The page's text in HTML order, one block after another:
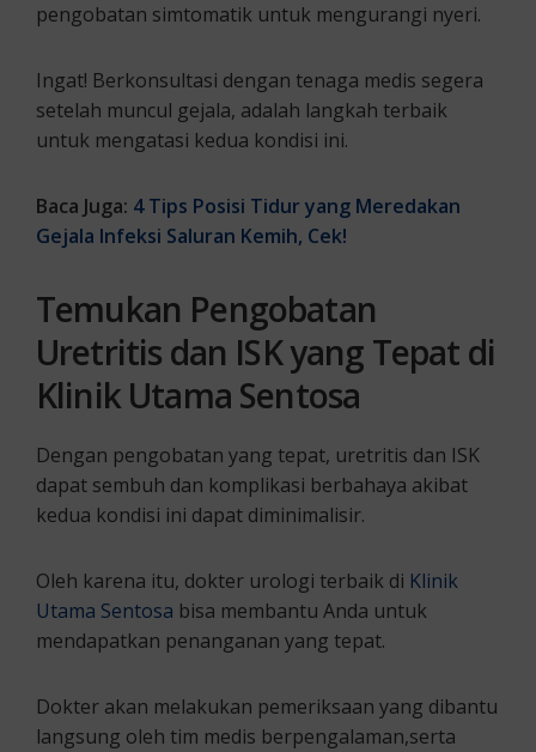
pengobatan simtomatik untuk mengurangi nyeri.
Ingat! Berkonsultasi dengan tenaga medis segera
setelah muncul gejala, adalah langkah terbaik
untuk mengatasi kedua kondisi ini.
Baca Juga: 4 Tips Posisi Tidur yang Meredakan
Gejala Infeksi Saluran Kemih, Cek!
Temukan Pengobatan
Uretritis dan ISK yang Tepat di
Klinik Utama Sentosa
Dengan pengobatan yang tepat, uretritis dan ISK
dapat sembuh dan komplikasi berbahaya akibat
kedua kondisi ini dapat diminimalisir.
Oleh karena itu, dokter urologi terbaik di Klinik
Utama Sentosa bisa membantu Anda untuk
mendapatkan penanganan yang tepat.
Dokter akan melakukan pemeriksaan yang dibantu
langsung oleh tim medis berpengalaman,serta